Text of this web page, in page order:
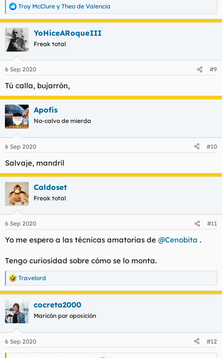
R
e
a
c
c
e
s
:
Troy McClure y Theo de Valencia
YoHiceARoqueIII
Freak total
6 Sep 2020 #9
Tú calla, bujarrón,
Apofis
No-calvo de mierda
6 Sep 2020 #10
Salvaje, mandril
Caldoset
Freak total
6 Sep 2020 #11
Yo me espero a las técnicas amatorias de @Cenobita .
Tengo curiosidad sobre cómo se lo monta.
R
e
a
c
c
i
e
s
Travelord
cocreta2000
Maricón por oposición
6 Sep 2020 #12